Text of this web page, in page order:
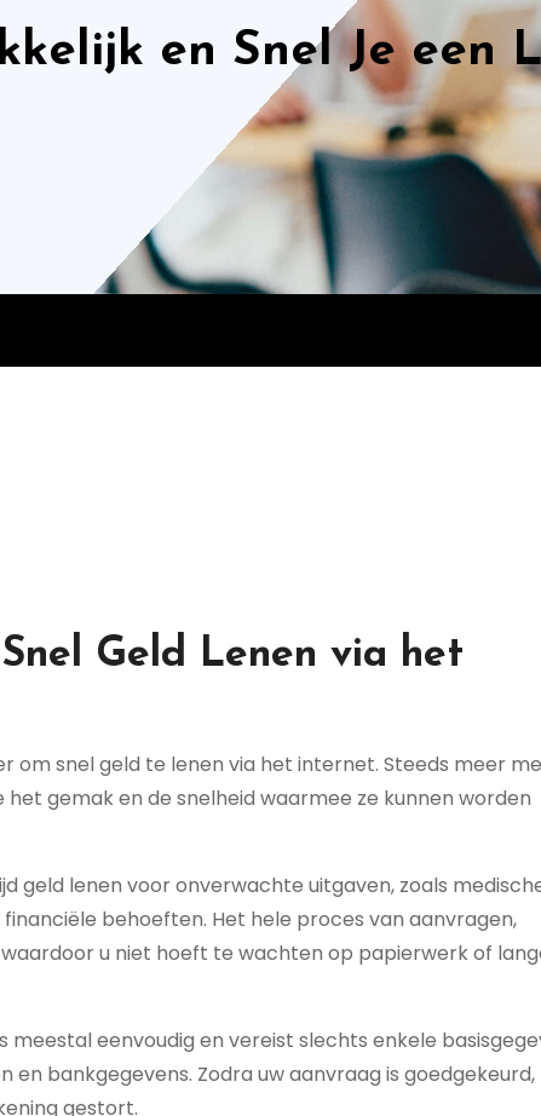
en Snel Je een
Geld Lenen via het
om snel geld te lenen via het internet. Steeds meer
gemak en de snelheid waarmee ze kunnen worden
geld lenen voor onverwachte uitgaven, zoals
behoeften. Het hele proces van aanvragen,
u niet hoeft te wachten op papierwerk of
meestal eenvoudig en vereist slechts enkele
en bankgegevens. Zodra uw aanvraag is goedgekeurd,
gestort.